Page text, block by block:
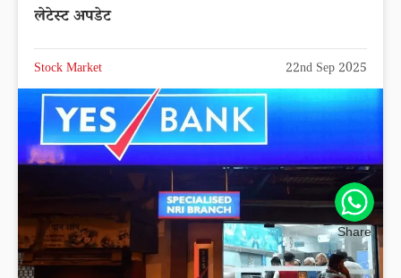
लेटेस्ट अपडेट
Stock Market 22nd Sep 2025
Share